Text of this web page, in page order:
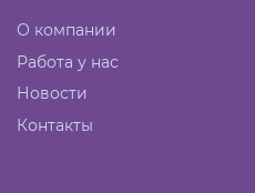
О компании
Работа у нас
Новости
Контакты